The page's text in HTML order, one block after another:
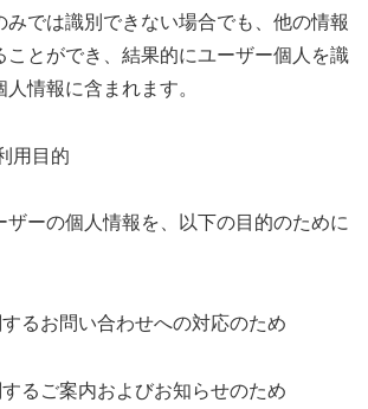
みでは識別できない場合でも、他の情報
ことができ、結果的にユーザー個人を識
情報に含まれます。
用目的
ザーの個人情報を、以下の目的のために
るお問い合わせへの対応のため
るご案内およびお知らせのため